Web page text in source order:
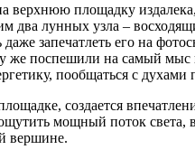
верхнюю площадку
два лунных узла –
запечатлеть его на
же поспешили на самый
пообщаться с
создается
мощный поток света,
вершине.